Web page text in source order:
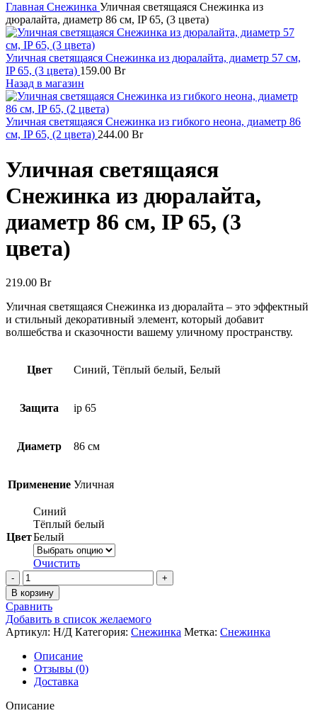
Главная Снежинка Уличная светящаяся Снежинка из
дюралайта, диаметр 86 см, IP 65, (3 цвета)
Уличная светящаяся Снежинка из дюралайта, диаметр 57 см,
IP 65, (3 цвета) 159.00 Br
Назад в магазин
Уличная светящаяся Снежинка из гибкого неона, диаметр 86
см, IP 65, (2 цвета) 244.00 Br
Уличная светящаяся
Снежинка из дюралайта,
диаметр 86 см, IP 65, (3
цвета)
219.00 Br
Уличная светящаяся Снежинка из дюралайта – это эффектный
и стильный декоративный элемент, который добавит
волшебства и сказочности вашему уличному пространству.
Цвет Синий, Тёплый белый, Белый
Защита ip 65
Диаметр 86 см
Применение Уличная
Цвет
Синий
Тёплый белый
Белый
Очистить
Количество
товара
Уличная
светящаяся
Снежинка
из
дюралайта,
диаметр
86
см,
IP
В корзину
Сравнить
Добавить в список желаемого
Артикул: Н/Д Категория: Снежинка Метка: Снежинка
Описание
Отзывы (0)
Доставка
Описание